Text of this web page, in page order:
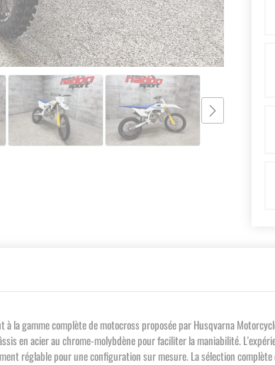
la gamme complète de motocross proposée par Husqvarna
en acier au chrome-molybdène pour faciliter la maniabilité.
réglable pour une configuration sur mesure. La sélection